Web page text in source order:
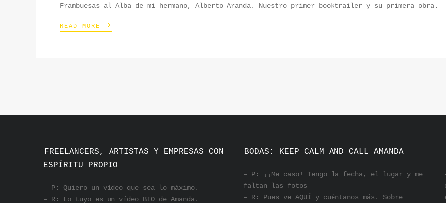
Frambuesas al Alba de mi hermano, Alberto Aranda. Nuestro primer booktrailer y su primera obra.
READ MORE ›
FREELANCERS, ARTISTAS Y EMPRESAS CON
ESPÍRITU PROPIO
– P: Quiero un vídeo que sea lo máximo.
– R: Lo tuyo es un vídeo BIO de Amanda.
BODAS: KEEP CALM AND CALL AMANDA
– P: ¡¡Me caso! Tengo la fecha, el lugar y me
faltan las fotos
– R: Pues ve AQUÍ y cuéntanos más. Sobre